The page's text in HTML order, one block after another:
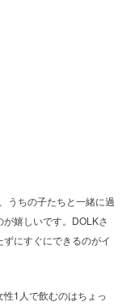
うちの子たちと一緒に過
嬉しいです。DOLKさ
にすぐにできるのがイ
1人で飲むのはちょっ